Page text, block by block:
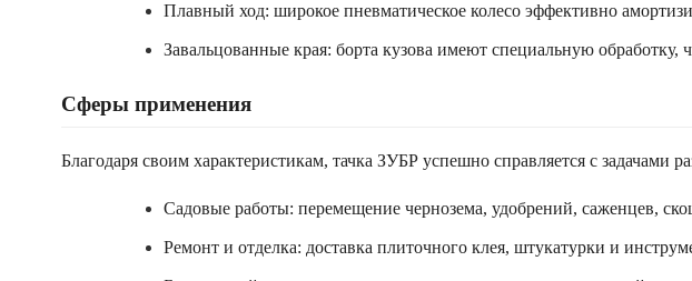
Плавный ход: широкое пневматическое колесо эффективно
Завальцованные края: борта кузова имеют специальную
Сферы применения
Благодаря своим характеристикам, тачка ЗУБР успешно справляется с задачами
Садовые работы: перемещение чернозема, удобрений, саженцев,
Ремонт и отделка: доставка плиточного клея, штукатурки и